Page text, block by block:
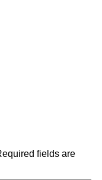
fields are